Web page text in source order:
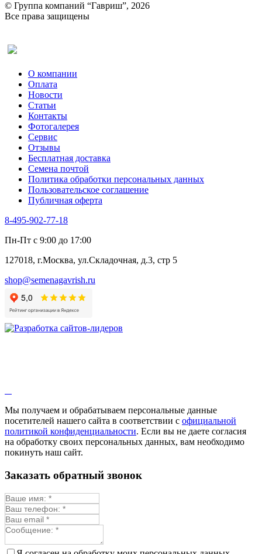
© Группа компаний “Гавриш”, 2026
Все права защищены
О компании
Оплата
Новости
Статьи
Контакты
Фотогалерея​
Сервис
Отзывы
Бесплатная доставка
Семена почтой
Политика обработки персональных данных
Пользовательское соглашение
Публичная оферта
8-495-902-77-18
Пн-Пт с 9:00 до 17:00
127018, г.Москва, ул.Складочная, д.3, стр 5
shop@semenagavrish.ru
Мы получаем и обрабатываем персональные данные
посетителей нашего сайта в соответствии с официальной
политикой конфиденциальности. Если вы не даете согласия
на обработку своих персональных данных, вам необходимо
покинуть наш сайт.
Заказать обратный звонок